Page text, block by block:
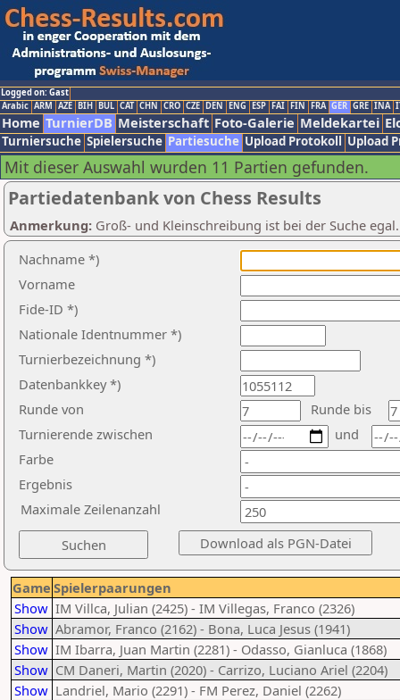
Logged on: Gast
Arabic ARM AZE BIH BUL CAT CHN CRO CZE DEN ENG ESP FAI FIN FRA GER GRE INA
Home TurnierDB Meisterschaft Foto-Galerie Meldekartei
Turniersuche Spielersuche Partiesuche Upload Protokoll Upload
Mit dieser Auswahl wurden 11 Partien gefunden.
Partiedatenbank von Chess Results
Anmerkung: Groß- und Kleinschreibung ist bei der Suche
Nachname *)
Vorname
Fide-ID *)
Nationale Identnummer *)
Turnierbezeichnung *)
Datenbankkey *)
Runde von
Runde bis
Turnierende zwischen
Farbe
Ergebnis
und
Maximale Zeilenanzahl
Game Spielerpaarungen
Show IM Villca, Julian (2425) - IM Villegas, Franco (2326)
Show Abramor, Franco (2162) - Bona, Luca Jesus (1941)
Show IM Ibarra, Juan Martin (2281) - Odasso, Gianluca (1868)
Show CM Daneri, Martin (2020) - Carrizo, Luciano Ariel (2204)
Show Landriel, Mario (2291) - FM Perez, Daniel (2262)